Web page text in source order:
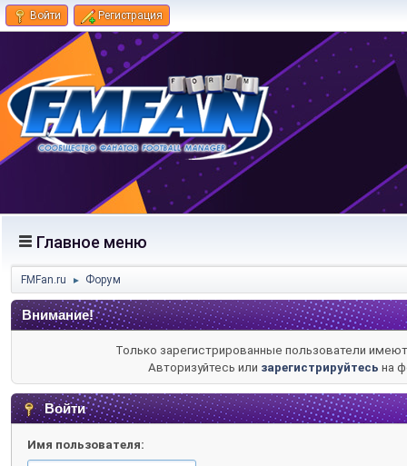
Войти Регистрация
Главное меню
FMFan.ru ► Форум
Внимание!
Только зарегистрированные пользователи
Авторизуйтесь или зарегистрируйтесь на
Войти
Имя пользователя: